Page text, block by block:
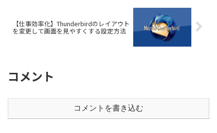
【仕事効率化】Thunderbirdのレイアウト
を変更して画面を見やすくする設定方法
コメント
コメントを書き込む